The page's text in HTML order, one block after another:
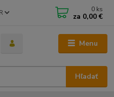
Menu
Hľadať
0 ks
za 0,00 €